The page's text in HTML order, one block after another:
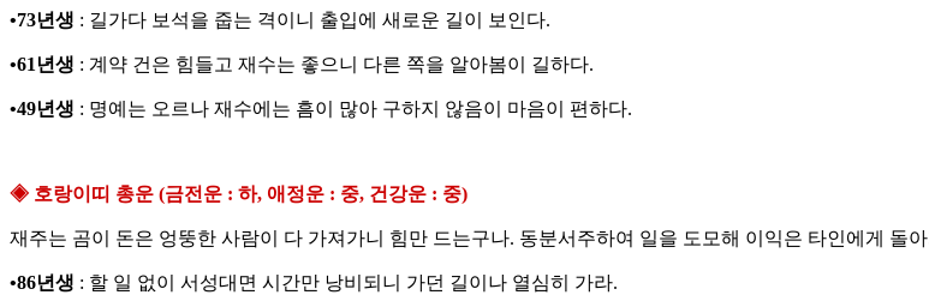
•73년생 : 길가다 보석을 줍는 격이니 출입에 새로운 길이 보인다.
•61년생 : 계약 건은 힘들고 재수는 좋으니 다른 쪽을 알아봄이 길하다.
•49년생 : 명예는 오르나 재수에는 흠이 많아 구하지 않음이 마음이 편하다.
◈ 호랑이띠 총운 (금전운 : 하, 애정운 : 중, 건강운 : 중)
재주는 곰이 돈은 엉뚱한 사람이 다 가져가니 힘만 드는구나. 동분서주하여 일을 도모해 이익은 타인에게 돌
•86년생 : 할 일 없이 서성대면 시간만 낭비되니 가던 길이나 열심히 가라.